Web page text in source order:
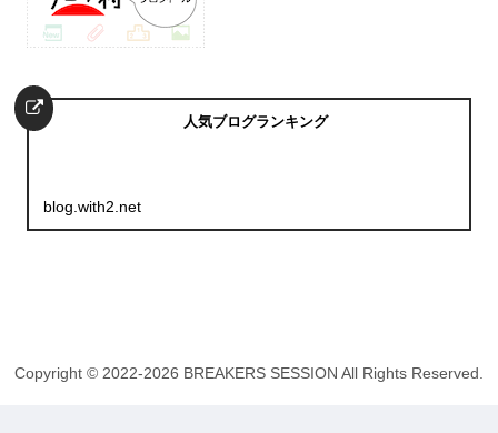
人気ブログランキング
blog.with2.net
Copyright © 2022-2026 BREAKERS SESSION All Rights Reserved.